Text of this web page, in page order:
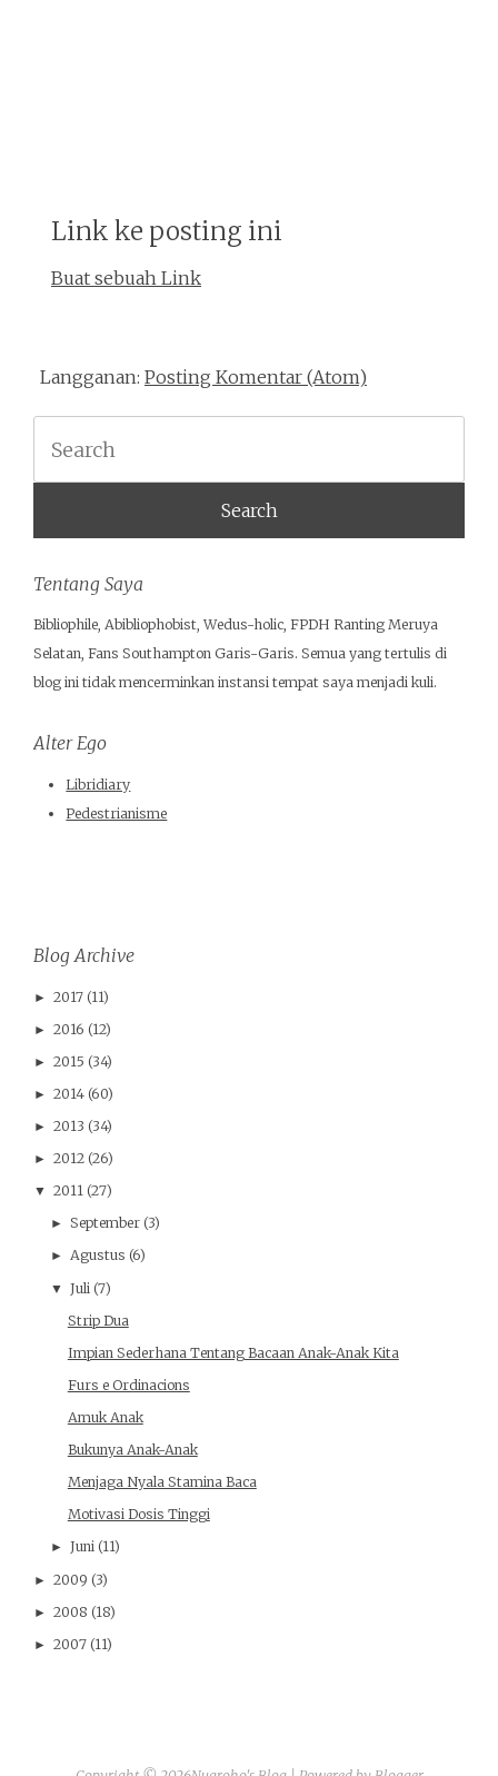
Link ke posting ini
Buat sebuah Link
Langganan: Posting Komentar (Atom)
Tentang Saya
Bibliophile, Abibliophobist, Wedus-holic, FPDH Ranting Meruya
Selatan, Fans Southampton Garis-Garis. Semua yang tertulis di
blog ini tidak mencerminkan instansi tempat saya menjadi kuli.
Alter Ego
Libridiary
Pedestrianisme
Blog Archive
► 2017 (11)
► 2016 (12)
► 2015 (34)
► 2014 (60)
► 2013 (34)
► 2012 (26)
▼ 2011 (27)
► September (3)
► Agustus (6)
▼ Juli (7)
Strip Dua
Impian Sederhana Tentang Bacaan Anak-Anak Kita
Furs e Ordinacions
Amuk Anak
Bukunya Anak-Anak
Menjaga Nyala Stamina Baca
Motivasi Dosis Tinggi
► Juni (11)
► 2009 (3)
► 2008 (18)
► 2007 (11)